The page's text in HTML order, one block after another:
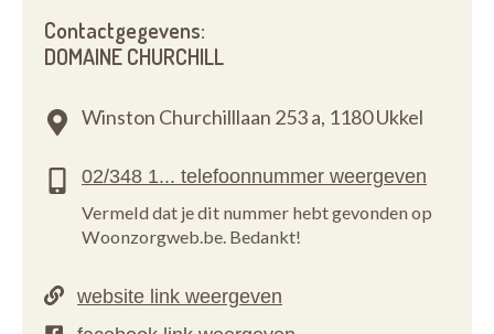
Contactgegevens:
DOMAINE CHURCHILL
Winston Churchilllaan 253 a, 1180 Ukkel
Vermeld dat je dit nummer hebt gevonden op
Woonzorgweb.be. Bedankt!